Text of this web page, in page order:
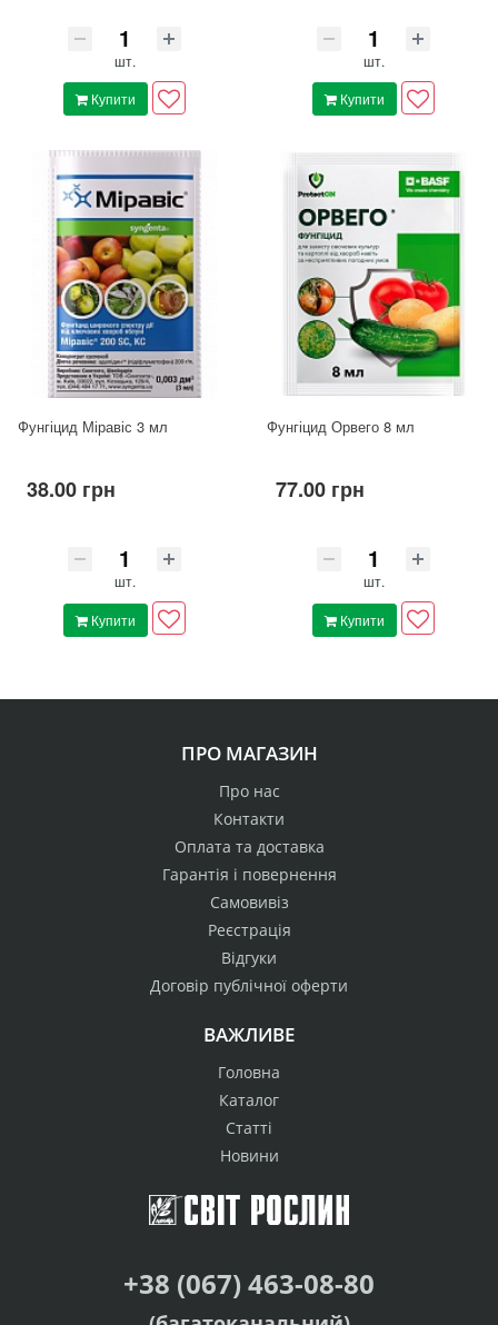
шт.
Купити
шт.
Купити
Фунгіцид Міравіс 3 мл
38.00 грн
шт.
Купити
Фунгіцид Орвего 8 мл
77.00 грн
шт.
Купити
ПРО МАГАЗИН
Про нас
Контакти
Оплата та доставка
Гарантія і повернення
Самовивіз
Реєстрація
Відгуки
Договір публічної оферти
ВАЖЛИВЕ
Головна
Каталог
Статті
Новини
+38 (067) 463-08-80